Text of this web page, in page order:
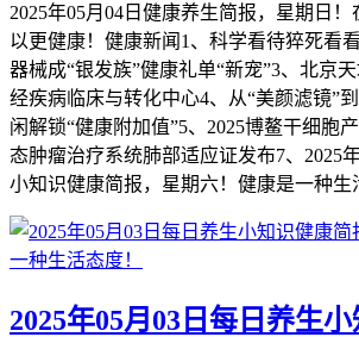
2025年05月04日健康养生简报，星期日
以更健康！健康新闻1、科学看待猝死看
器械成“银发族”健康礼单“新宠”3、北京
经疾病临床与转化中心4、从“美颜滤镜”
闲解锁“健康附加值”5、2025博鳌干细胞
态肿瘤治疗系统肺部适应证发布7、2025
小知识健康简报，星期六！健康是一种生
2025年05月03日每日养生